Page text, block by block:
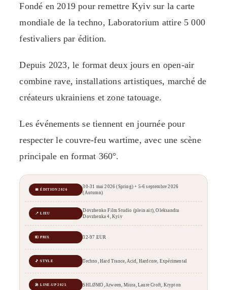
Fondé en 2019 pour remettre Kyiv sur la carte
mondiale de la techno, Laboratorium attire 5 000
festivaliers par édition.
Depuis 2023, le format deux jours en open-air
combine rave, installations artistiques, marché de
créateurs ukrainiens et zone tatouage.
Les événements se tiennent en journée pour
respecter le couvre-feu wartime, avec une scène
principale en format 360°.
📅 ÉDITION 2026
30-31 mai 2026 (Spring) + 5-6 septembre 2026
(Autumn)
📍 LIEU
Dovzhenko Film Studio (plein air), Oleksandra
Dovzhenka 4, Kyiv
💶 PRIX 32-97 EUR
🎵 STYLE Techno, Hard Trance, Acid, Hardcore, Expérimental
🎤 LINE-UP 2025 SHLØMO, Arween, Miura, Laure Croft, Krypton